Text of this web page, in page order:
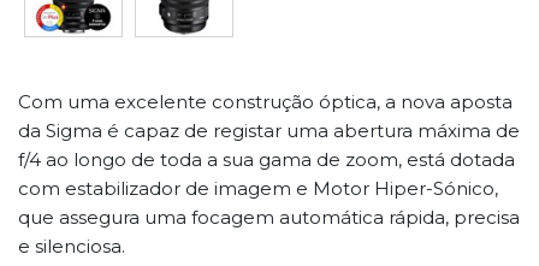
Com uma excelente construção óptica, a nova aposta
da Sigma é capaz de registar uma abertura máxima de
f/4 ao longo de toda a sua gama de zoom, está dotada
com estabilizador de imagem e Motor Hiper-Sónico,
que assegura uma focagem automática rápida, precisa
e silenciosa.